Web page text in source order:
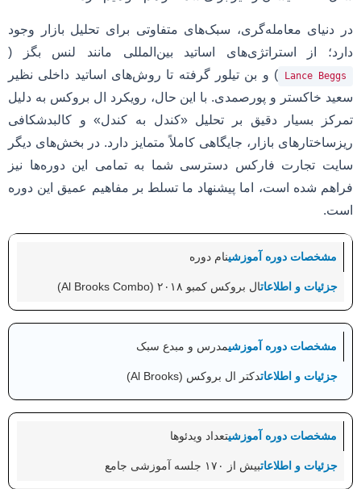
در دنیای معامله‌گری، سبک‌های متفاوتی برای تحلیل بازار وجود
دارد؛ از استراتژی‌های اساتید بین‌المللی مانند لنس بگز (
Lance Beggs
) و بن تیلور گرفته تا روش‌های اساتید داخلی نظیر
سعید خاکستر و پورصمدی. با این حال، رویکرد ال بروکس به دلیل
تمرکز بسیار دقیق بر تحلیل «کندل به کندل» و کالبدشکافی
ریزساختارهای بازار، جایگاهی کاملاً متمایز دارد. در بخش‌های دیگر
سایت تجارت فارکس دسترسی شما به تمامی این دوره‌ها نیز
فراهم شده است، اما پیشنهاد ما تسلط بر مفاهیم عمیق این دوره
است.
نام دوره
ال بروکس کمبو ۲۰۱۸ (Al Brooks Combo)
مدرس و مبدع سبک
دکتر ال بروکس (Al Brooks)
تعداد ویدئوها
بیش از ۱۷۰ جلسه آموزشی جامع